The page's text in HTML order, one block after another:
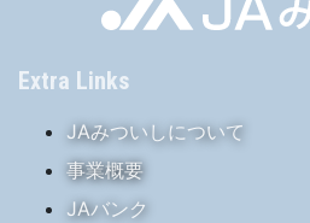
Extra Links
JAみついしについて
事業概要
JAバンク